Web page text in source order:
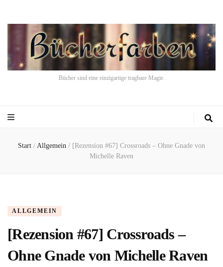
Bücher sind eine einzigartige tragbare Magie.
Start / Allgemein / [Rezension #67] Crossroads – Ohne Gnade von
Michelle Raven
ALLGEMEIN
[Rezension #67] Crossroads –
Ohne Gnade von Michelle Raven